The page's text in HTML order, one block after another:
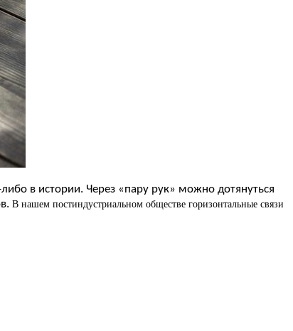
в истории. Через «пару рук» можно дотянуться
В нашем постиндустриальном обществе горизонтальные связи